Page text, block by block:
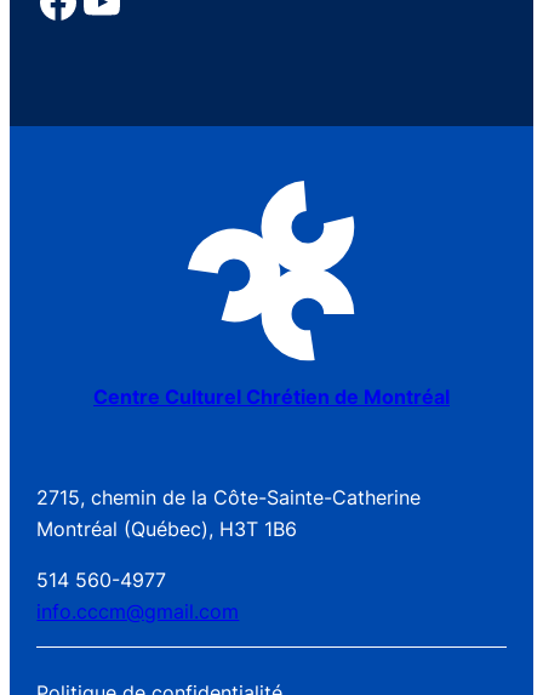
Centre Culturel Chrétien de Montréal
2715, chemin de la Côte-Sainte-Catherine
Montréal (Québec), H3T 1B6
514 560-4977
info.cccm@gmail.com